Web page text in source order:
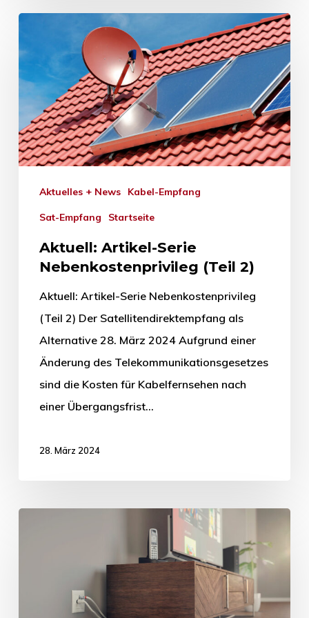
Aktuelles + News Kabel-Empfang
Sat-Empfang Startseite
Aktuell: Artikel-Serie
Nebenkostenprivileg (Teil 2)
Aktuell: Artikel-Serie Nebenkostenprivileg
(Teil 2) Der Satellitendirektempfang als
Alternative 28. März 2024 Aufgrund einer
Änderung des Telekommunikationsgesetzes
sind die Kosten für Kabelfernsehen nach
einer Übergangsfrist…
28. März 2024